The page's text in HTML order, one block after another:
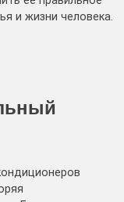
и жизни человека.